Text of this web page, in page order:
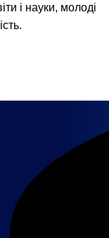
і науки, молоді